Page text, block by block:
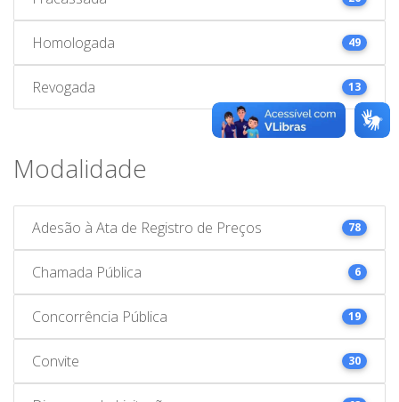
Homologada 49
Revogada 13
Modalidade
Adesão à Ata de Registro de Preços 78
Chamada Pública 6
Concorrência Pública 19
Convite 30